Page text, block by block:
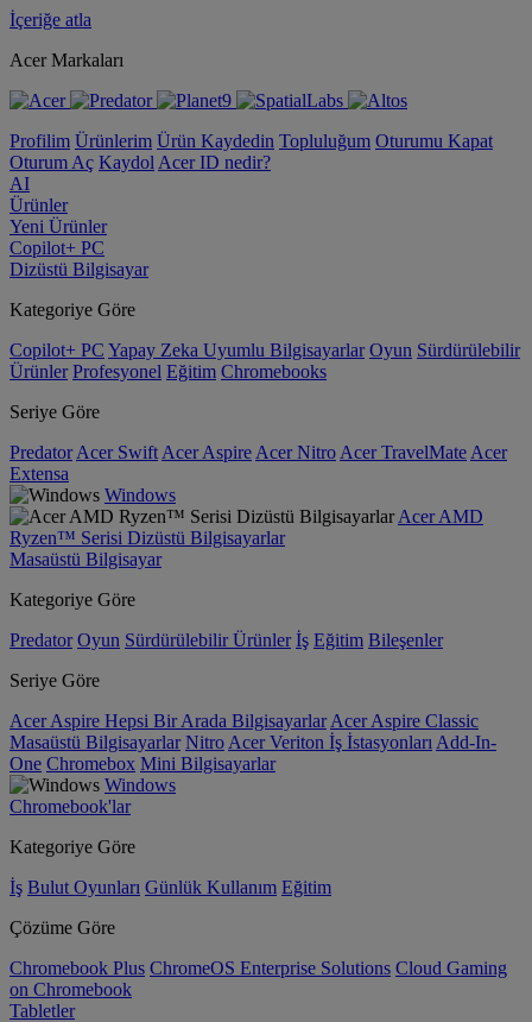
İçeriğe atla
Acer Markaları
Profilim Ürünlerim Ürün Kaydedin Topluluğum Oturumu Kapat
Oturum Aç Kaydol Acer ID nedir?
AI
Ürünler
Yeni Ürünler
Copilot+ PC
Dizüstü Bilgisayar
Kategoriye Göre
Copilot+ PC Yapay Zeka Uyumlu Bilgisayarlar Oyun Sürdürülebilir
Ürünler Profesyonel Eğitim Chromebooks
Seriye Göre
Predator Acer Swift Acer Aspire Acer Nitro Acer TravelMate Acer
Extensa
Windows
Acer AMD
Ryzen™ Serisi Dizüstü Bilgisayarlar
Masaüstü Bilgisayar
Kategoriye Göre
Predator Oyun Sürdürülebilir Ürünler İş Eğitim Bileşenler
Seriye Göre
Acer Aspire Hepsi Bir Arada Bilgisayarlar Acer Aspire Classic
Masaüstü Bilgisayarlar Nitro Acer Veriton İş İstasyonları Add-In-
One Chromebox Mini Bilgisayarlar
Windows
Chromebook'lar
Kategoriye Göre
İş Bulut Oyunları Günlük Kullanım Eğitim
Çözüme Göre
Chromebook Plus ChromeOS Enterprise Solutions Cloud Gaming
on Chromebook
Tabletler